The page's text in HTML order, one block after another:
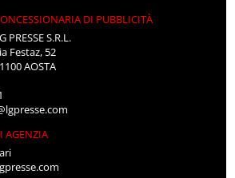
DI PUBBLICITÀ
PRESSE S.R.L.
Festaz, 52
AOSTA
AGENZIA